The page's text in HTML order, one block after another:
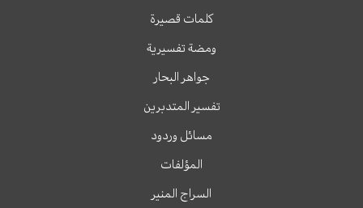
كلمات قصيرة
ومضة تفسيرية
جواهر البحار
تفسير المتدبرين
مسائل وردود
المؤلفات
السراج المنير